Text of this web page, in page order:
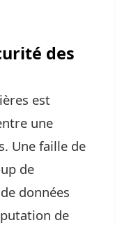
des
est
une
Une faille de
de
données
de